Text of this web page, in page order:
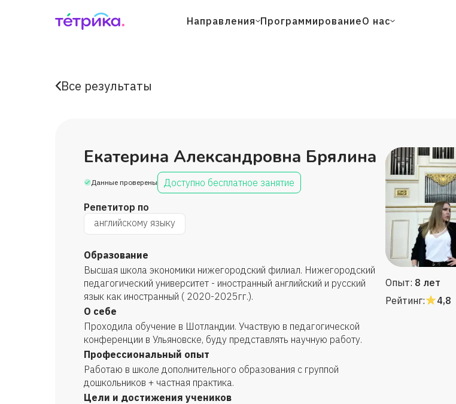
Направления ПрограммированиеО нас
Все результаты
Екатерина Александровна Брялина
Данные проверены Доступно бесплатное занятие
Репетитор по
английскому языку
Образование
Высшая школа экономики нижегородский филиал. Нижегородский
педагогический университет - иностранный английский и русский
язык как иностранный ( 2020-2025гг.).
О себе
Проходила обучение в Шотландии. Участвую в педагогической
конференции в Ульяновске, буду представлять научную работу.
Профессиональный опыт
Работаю в школе дополнительного образования с группой
дошкольников + частная практика.
Цели и достижения учеников
Опыт: 8 лет
Рейтинг:
4,8